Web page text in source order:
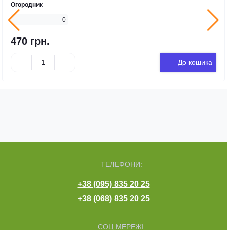
Огородник
0
470 грн.
До кошика
ТЕЛЕФОНИ:
+38 (095) 835 20 25
+38 (068) 835 20 25
СОЦ МЕРЕЖІ: